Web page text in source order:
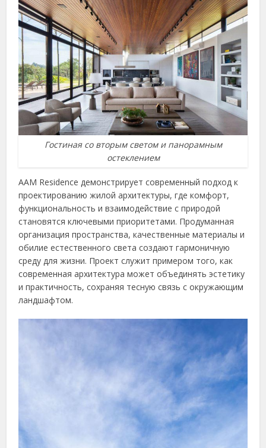
Гостиная со вторым светом и панорамным
остеклением
AAM Residence демонстрирует современный подход к
проектированию жилой архитектуры, где комфорт,
функциональность и взаимодействие с природой
становятся ключевыми приоритетами. Продуманная
организация пространства, качественные материалы и
обилие естественного света создают гармоничную
среду для жизни. Проект служит примером того, как
современная архитектура может объединять эстетику
и практичность, сохраняя тесную связь с окружающим
ландшафтом.